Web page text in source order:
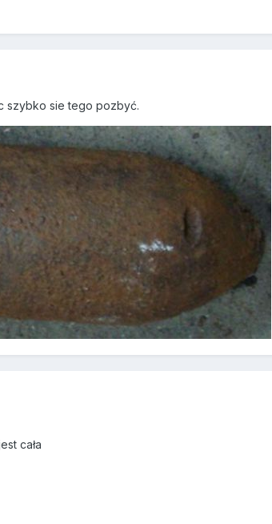
szybko sie tego pozbyć.
cała